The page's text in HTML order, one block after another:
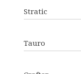
Stratic
Tauro